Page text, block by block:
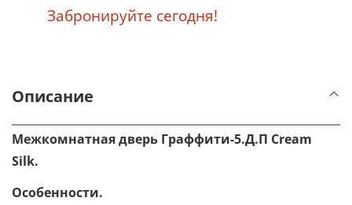
Забронируйте сегодня!
Описание
Межкомнатная дверь Граффити-5.Д.П Cream
Silk.
Особенности.